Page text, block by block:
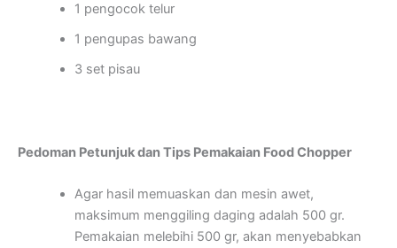
1 pengocok telur
1 pengupas bawang
3 set pisau
Pedoman Petunjuk dan Tips Pemakaian Food Chopper
Agar hasil memuaskan dan mesin awet,
maksimum menggiling daging adalah 500 gr.
Pemakaian melebihi 500 gr, akan menyebabkan